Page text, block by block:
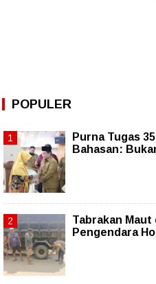
POPULER
Purna Tugas
Bahasan:
Tabrakan Maut
Pengendara